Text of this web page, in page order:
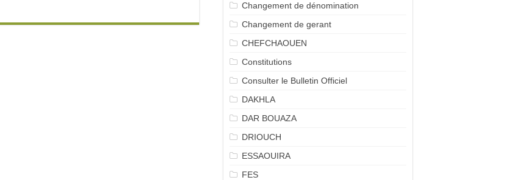
Changement de dénomination
Changement de gerant
CHEFCHAOUEN
Constitutions
Consulter le Bulletin Officiel
DAKHLA
DAR BOUAZA
DRIOUCH
ESSAOUIRA
FES